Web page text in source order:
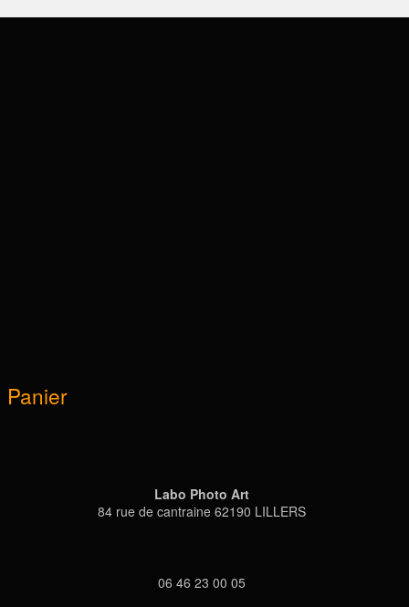
Panier
Labo Photo Art
84 rue de cantraine 62190 LILLERS
06 46 23 00 05